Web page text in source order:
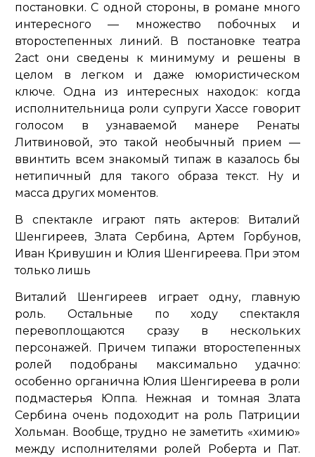
постановки. С одной стороны, в романе много
интересного — множество побочных и
второстепенных линий. В постановке театра
2act они сведены к минимуму и решены в
целом в легком и даже юмористическом
ключе. Одна из интересных находок: когда
исполнительница роли супруги Хассе говорит
голосом в узнаваемой манере Ренаты
Литвиновой, это такой необычный прием —
ввинтить всем знакомый типаж в казалось бы
нетипичный для такого образа текст. Ну и
масса других моментов.
В спектакле играют пять актеров: Виталий
Шенгиреев, Злата Сербина, Артем Горбунов,
Иван Кривушин и Юлия Шенгиреева. При этом
только лишь
Виталий Шенгиреев играет одну, главную
роль. Остальные по ходу спектакля
перевоплощаются сразу в нескольких
персонажей. Причем типажи второстепенных
ролей подобраны максимально удачно:
особенно органична Юлия Шенгиреева в роли
подмастерья Юппа. Нежная и томная Злата
Сербина очень подоходит на роль Патриции
Хольман. Вообще, трудно не заметить «химию»
между исполнителями ролей Роберта и Пат.